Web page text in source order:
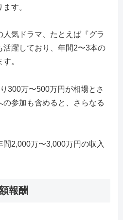
す。
気ドラマ、たとえば『グラ
活躍しており、年間2〜3本の
。
300万〜500万円が相場とさ
参加も含めると、さらなる
2,000万〜3,000万円の収入
報酬